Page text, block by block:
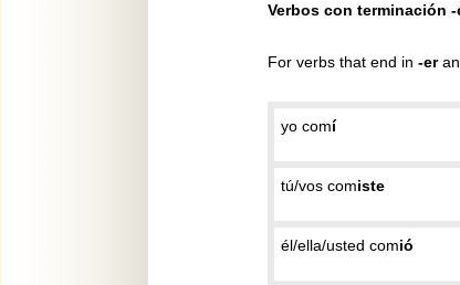
Verbos con terminación -
For verbs that end in -er
yo comí
tú/vos comiste
él/ella/usted comió